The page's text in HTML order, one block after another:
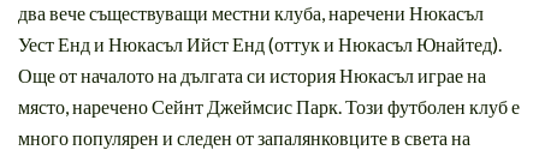
два вече съществуващи местни клуба, наречени Нюкасъл
Уест Енд и Нюкасъл Ийст Енд (оттук и Нюкасъл Юнайтед).
Още от началото на дългата си история Нюкасъл играе на
място, наречено Сейнт Джеймсис Парк. Този футболен клуб е
много популярен и следен от запалянковците в света на